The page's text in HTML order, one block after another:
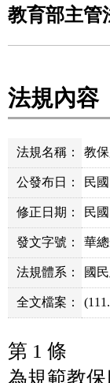
教育部主管
法規內容
法規名稱： 教
公發布日： 民
修正日期： 民
發文字號： 華
法規體系： 國
全文檔案：
第 1 條
為規範教